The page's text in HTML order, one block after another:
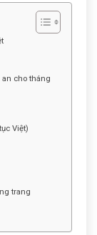
cho tháng
Việt)
trang